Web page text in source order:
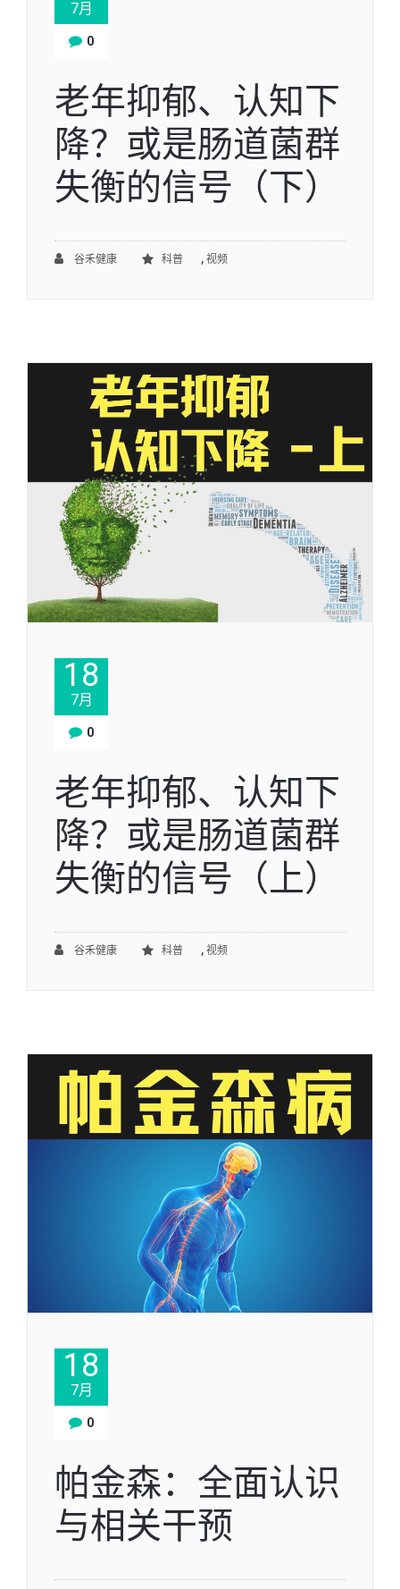
7月
0
老年抑郁、认知下
降？或是肠道菌群
失衡的信号（下）
谷禾健康 科普 , 视频
18
7月
0
老年抑郁、认知下
降？或是肠道菌群
失衡的信号（上）
谷禾健康 科普 , 视频
18
7月
0
帕金森：全面认识
与相关干预